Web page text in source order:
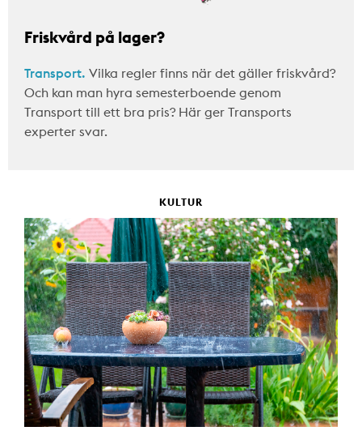
Friskvård på lager?
Transport. Vilka regler finns när det gäller friskvård?
Och kan man hyra semesterboende genom
Transport till ett bra pris? Här ger Transports
experter svar.
KULTUR